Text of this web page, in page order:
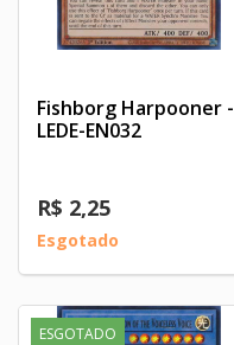
Fishborg Harpooner -
LEDE-EN032
R$ 2,25
Esgotado
ESGOTADO